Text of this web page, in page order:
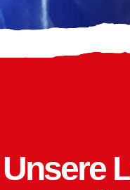
Unsere